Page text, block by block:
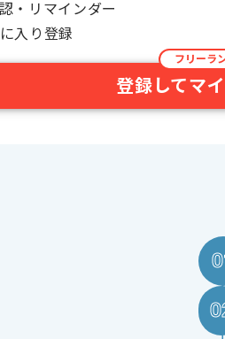
・リマインダー​
入り登録​
登録してマ
フリーラ